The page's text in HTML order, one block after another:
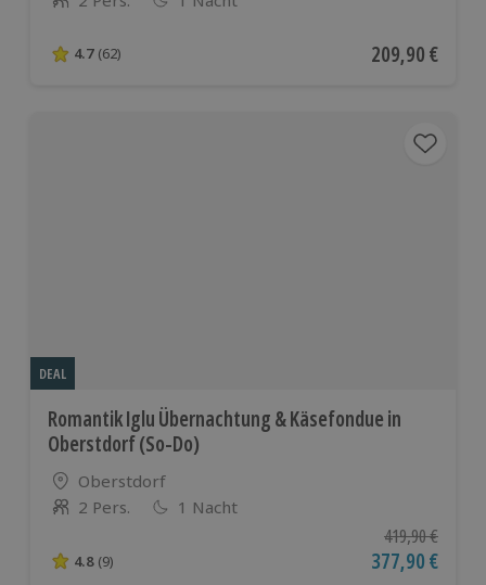
Anzahl der Teilnehmer
4.7 von 5 Sternen basierend auf 62 Bewertungen
4.7 (62) Aktueller Preis
209,90 €
DEAL
Romantik Iglu Übernachtung & Käsefondue in
Oberstdorf (So-Do)
Standort
Oberstdorf
Anzahl der Teilnehmer
2 Pers. 1 Nacht
4.8 von 5 Sternen basierend auf 9 Bewertungen
4.8 (9)
Ursprünglicher
419,90 €
Aktueller Preis
377,90 €